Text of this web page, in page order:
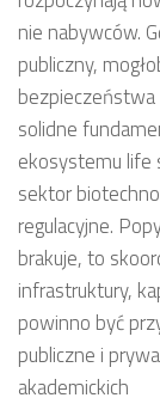
nie nabywców.
publiczny,
solidne
ekosystemu life
sektor
regulacyjne.
brakuje, to
infrastruktury,
powinno być
publiczne i
akademickich